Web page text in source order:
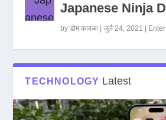
Japanese Ninja
byडोम कावळा |जुलै 24, 2021
TECHNOLOGY Latest